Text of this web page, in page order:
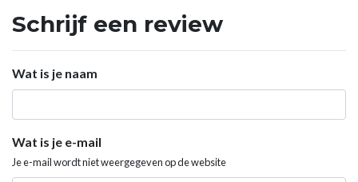
Schrijf een review
Wat is je naam
Wat is je e-mail
Je e-mail wordt niet weergegeven op de website